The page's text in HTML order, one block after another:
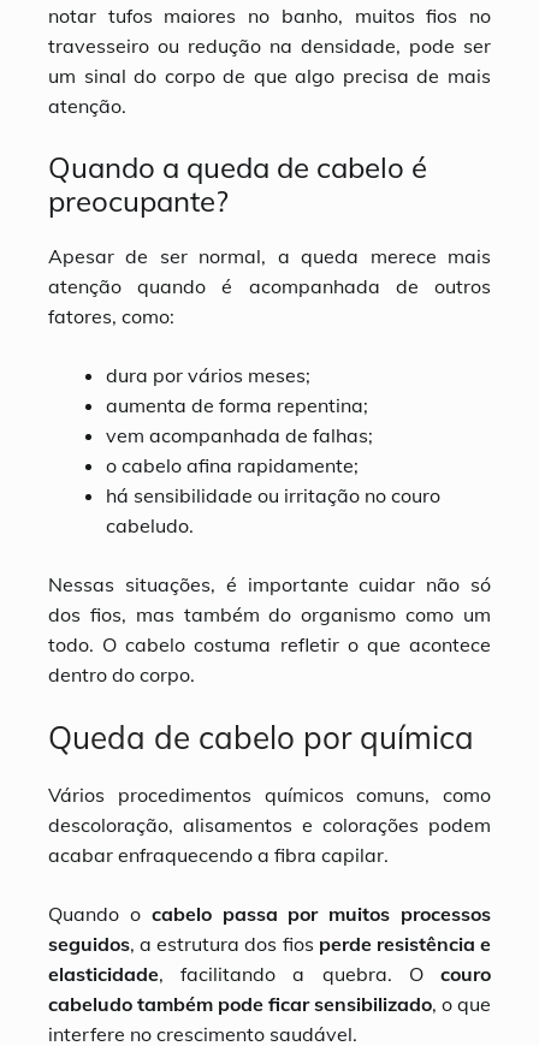
notar tufos maiores no banho, muitos fios no
travesseiro ou redução na densidade, pode ser
um sinal do corpo de que algo precisa de mais
atenção.
Quando a queda de cabelo é
preocupante?
Apesar de ser normal, a queda merece mais
atenção quando é acompanhada de outros
fatores, como:
dura por vários meses;
aumenta de forma repentina;
vem acompanhada de falhas;
o cabelo afina rapidamente;
há sensibilidade ou irritação no couro
cabeludo.
Nessas situações, é importante cuidar não só
dos fios, mas também do organismo como um
todo. O cabelo costuma refletir o que acontece
dentro do corpo.
Queda de cabelo por química
Vários procedimentos químicos comuns, como
descoloração, alisamentos e colorações podem
acabar enfraquecendo a fibra capilar.
Quando ocabelo passa por muitos processos
seguidos, a estrutura dos fios perde resistência e
elasticidade, facilitando a quebra. O couro
cabeludo também pode ficar sensibilizado, o que
interfere no crescimento saudável.